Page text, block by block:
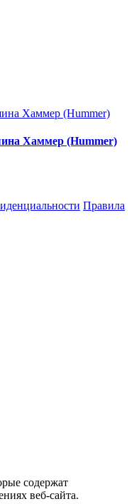
Хаммер (Hummer)
Правила
содержат
веб-сайта.